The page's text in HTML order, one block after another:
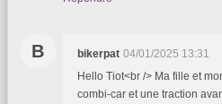
B bikerpat 04/01/2025 13:31
Hello Tiot<br /> Ma fille et
combi-car et une traction